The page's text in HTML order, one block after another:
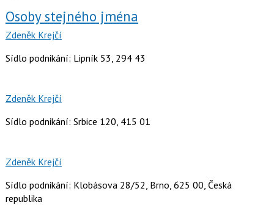
Osoby stejného jména
Zdeněk Krejčí
Sídlo podnikání: Lipník 53, 294 43
Zdeněk Krejčí
Sídlo podnikání: Srbice 120, 415 01
Zdeněk Krejčí
Sídlo podnikání: Klobásova 28/52, Brno, 625 00, Česká
republika